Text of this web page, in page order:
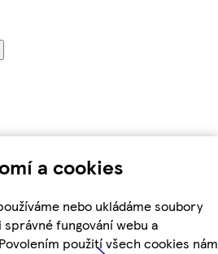
a cookies
nebo ukládáme soubory
fungování webu a
použití všech cookies nám